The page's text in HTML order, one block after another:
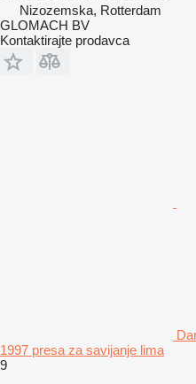
Nizozemska, Rotterdam
GLOMACH BV
Kontaktirajte prodavca
1997 presa za savijanje lima
9